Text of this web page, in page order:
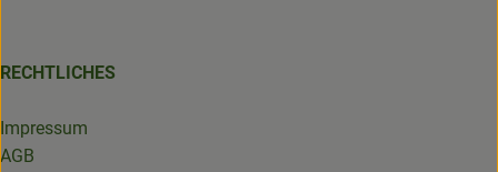
RECHTLICHES
Impressum
AGB